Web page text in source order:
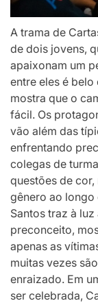
A trama de
de dois jovens,
apaixonam um
entre eles é
mostra que o
fácil. Os
vão além das
enfrentando
colegas de
questões de
gênero ao longo
Santos traz à
preconceito,
apenas as
muitas vezes
enraizado. Em
ser celebrada,